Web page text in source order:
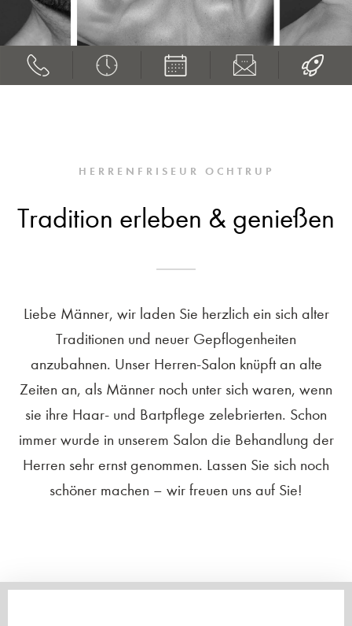
HERRENFRISEUR OCHTRUP
Tradition erleben & genießen
Liebe Männer, wir laden Sie herzlich ein sich alter
Traditionen und neuer Gepflogenheiten
anzubahnen. Unser Herren-Salon knüpft an alte
Zeiten an, als Männer noch unter sich waren, wenn
sie ihre Haar- und Bartpflege zelebrierten. Schon
immer wurde in unserem Salon die Behandlung der
Herren sehr ernst genommen. Lassen Sie sich noch
schöner machen – wir freuen uns auf Sie!